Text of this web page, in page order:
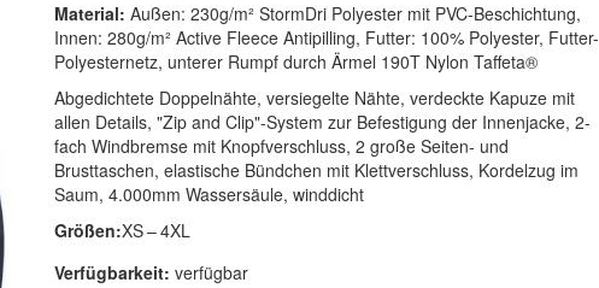
Material: Außen: 230g/m² StormDri Polyester mit PVC-Beschichtung,
Innen: 280g/m² Active Fleece Antipilling, Futter: 100% Polyester, Futter-
Polyesternetz, unterer Rumpf durch Ärmel 190T Nylon Taffeta®
Abgedichtete Doppelnähte, versiegelte Nähte, verdeckte Kapuze mit
allen Details, "Zip and Clip"-System zur Befestigung der Innenjacke, 2-
fach Windbremse mit Knopfverschluss, 2 große Seiten- und
Brusttaschen, elastische Bündchen mit Klettverschluss, Kordelzug im
Saum, 4.000mm Wassersäule, winddicht
Größen:XS – 4XL
Verfügbarkeit: verfügbar